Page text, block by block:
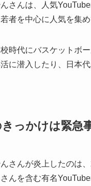
さんは、人気
者を中心に人気を集め
時代にバスケットボ
に潜入したり、日本
っかけは緊急
さんが炎上したのは
んを含む有名